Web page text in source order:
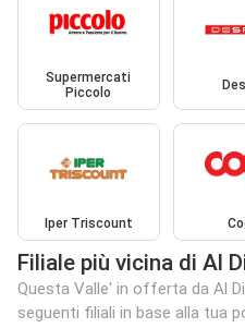
Supermercati
Piccolo
Iper Triscount
Filiale più vicina di Al
Questa Valle' in offerta da Al
seguenti filiali in base alla tua